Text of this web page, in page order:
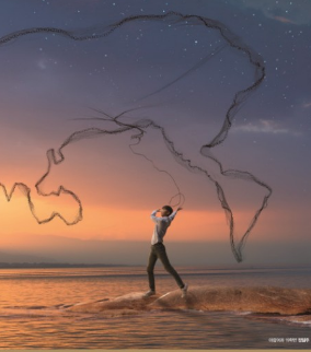
를 담는 그물 -여명편
2023.09.13
총관리자